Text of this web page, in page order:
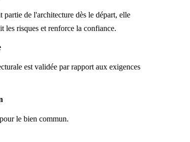
de l'architecture dès le départ, elle
les risques et renforce la confiance.
est validée par rapport aux exigences
le bien commun.